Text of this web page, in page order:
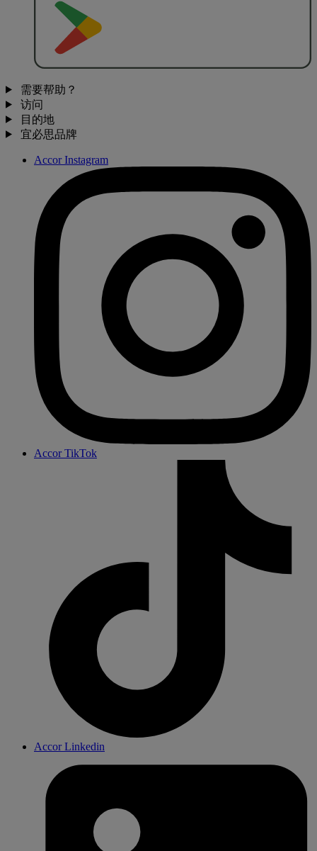
需要帮助？
访问
目的地
宜必思品牌
Accor Instagram
Accor TikTok
Accor Linkedin